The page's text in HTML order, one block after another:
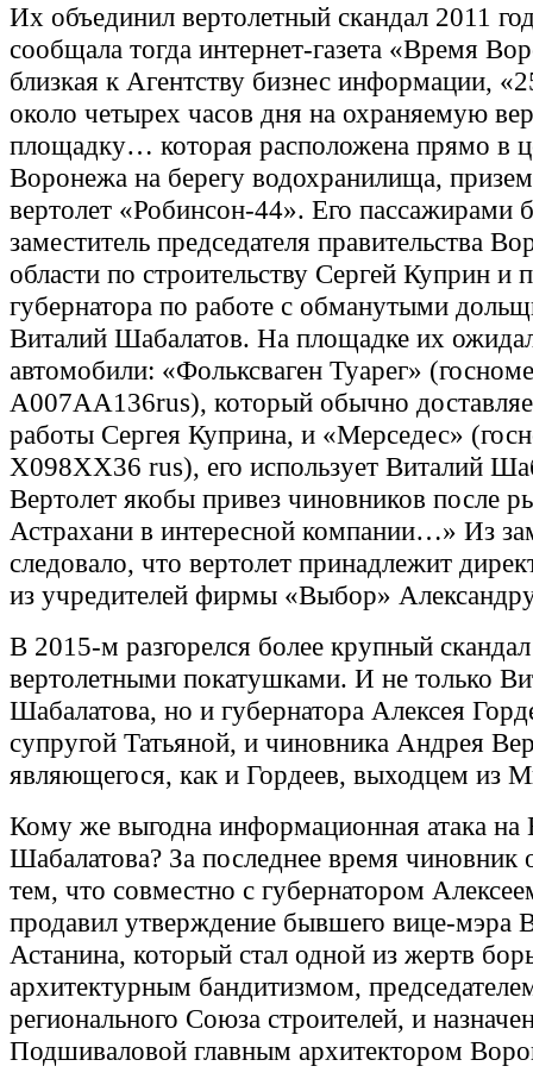
Их объединил вертолетный скандал 2011
сообщала тогда интернет-газета «Время
близкая к Агентству бизнес информации,
около четырех часов дня на охраняемую
площадку… которая расположена прямо в
Воронежа на берегу водохранилища,
вертолет «Робинсон-44». Его пассажирами
заместитель председателя правительства
области по строительству Сергей Куприн
губернатора по работе с обманутыми
Виталий Шабалатов. На площадке их
автомобили: «Фольксваген Туарег»
А007АА136rus), который обычно
работы Сергея Куприна, и «Мерседес»
X098XX36 rus), его использует Виталий
Вертолет якобы привез чиновников после
Астрахани в интересной компании…» Из
следовало, что вертолет принадлежит
из учредителей фирмы «Выбор»
В 2015-м разгорелся более крупный
вертолетными покатушками. И не только
Шабалатова, но и губернатора Алексея
супругой Татьяной, и чиновника Андрея
являющегося, как и Гордеев, выходцем из
Кому же выгодна информационная атака на
Шабалатова? За последнее время чиновник
тем, что совместно с губернатором
продавил утверждение бывшего вице-мэра
Астанина, который стал одной из жертв
архитектурным бандитизмом,
регионального Союза строителей, и
Подшиваловой главным архитектором